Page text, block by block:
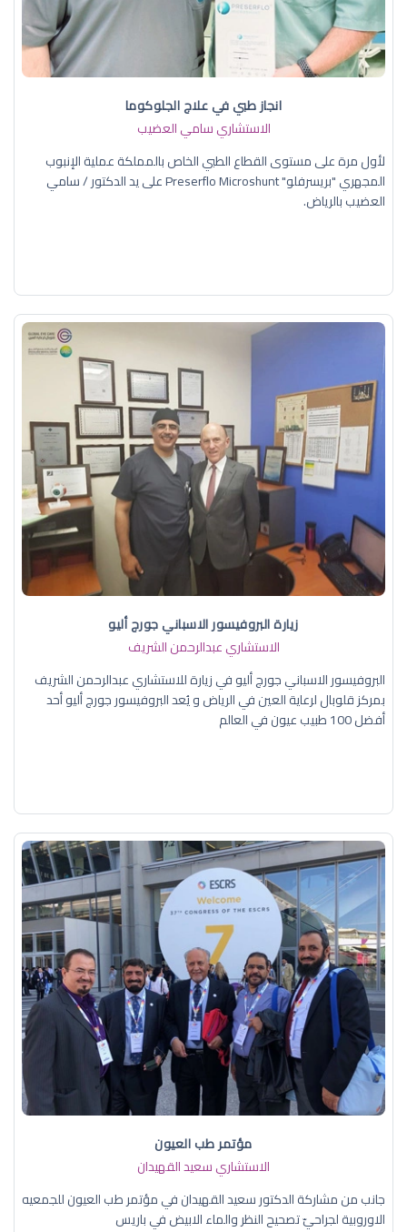
انجاز طبي في علاج الجلوكوما
الاستشاري سامي العضيب
لأول مرة على مستوى القطاع الطبي الخاص بالمملكة عملية الإنبوب
المجهري "بريسرفلو" Preserflo Microshunt على يد الدكتور / سامي
العضيب بالرياض.
زيارة البروفيسور الاسباني جورج أليو
الاستشاري عبدالرحمن الشريف
البروفيسور الاسباني جورج أليو في زيارة للاستشاري عبدالرحمن الشريف
بمركز قلوبال لرعاية العين في الرياض و يُعد البروفيسور جورج أليو أحد
أفضل 100 طبيب عيون في العالم
مؤتمر طب العيون
الاستشاري سعيد القهيدان
جانب من مشاركة الدكتور سعيد القهيدان في مؤتمر طب العيون للجمعيه
الاوروبية لجراحيّ تصحيح النظر والماء الابيض في باريس